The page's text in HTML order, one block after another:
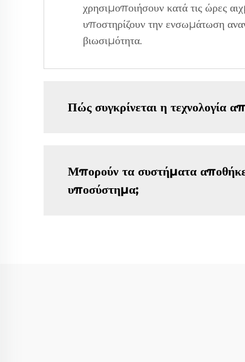
χρησιμοποιήσουν κατά τις ώρες
υποστηρίζουν την ενσωμάτωση
βιωσιμότητα.
Πώς συγκρίνεται η τεχνολογία
Μπορούν τα συστήματα
υποσύστημα;